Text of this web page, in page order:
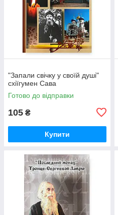
"Запали свічку у своїй душі"
схіїгумен Сава
Готово до відправки
105 ₴
Купити